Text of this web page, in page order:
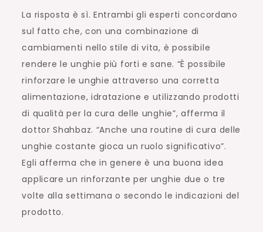
La risposta è sì. Entrambi gli esperti concordano
sul fatto che, con una combinazione di
cambiamenti nello stile di vita, è possibile
rendere le unghie più forti e sane. “È possibile
rinforzare le unghie attraverso una corretta
alimentazione, idratazione e utilizzando prodotti
di qualità per la cura delle unghie”, afferma il
dottor Shahbaz. “Anche una routine di cura delle
unghie costante gioca un ruolo significativo”.
Egli afferma che in genere è una buona idea
applicare un rinforzante per unghie due o tre
volte alla settimana o secondo le indicazioni del
prodotto.